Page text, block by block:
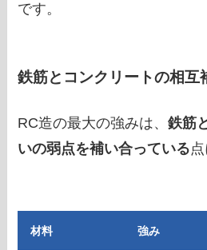
です。
鉄筋とコンクリートの相互
RC造の最大の強みは、鉄筋
いの弱点を補い合っている
材料 強み